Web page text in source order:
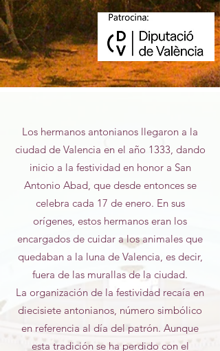
Los hermanos antonianos llegaron a la
ciudad de Valencia en el año 1333, dando
inicio a la festividad en honor a San
Antonio Abad, que desde entonces se
celebra cada 17 de enero. En sus
orígenes, estos hermanos eran los
encargados de cuidar a los animales que
quedaban a la luna de Valencia, es decir,
fuera de las murallas de la ciudad.
La organización de la festividad recaía en
diecisiete antonianos, número simbólico
en referencia al día del patrón. Aunque
esta tradición se ha perdido con el